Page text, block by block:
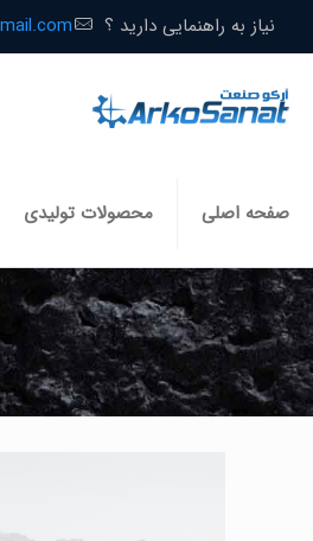
نیاز به راهنمایی دارید ؟
صفحه اصلی محصولات تولیدی